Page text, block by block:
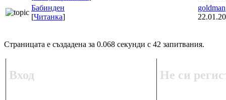
Бабинден
[Читанка]
goldman
Страницата е създадена за 0.068 секунди с 42 запитвания.
Вход Не си